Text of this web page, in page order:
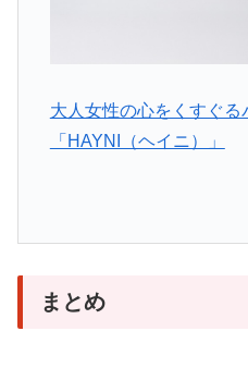
大人女性の心をくすぐる
「HAYNI（ヘイニ）」
まとめ